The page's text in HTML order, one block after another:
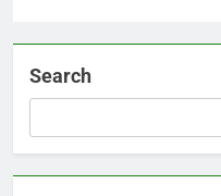
Search